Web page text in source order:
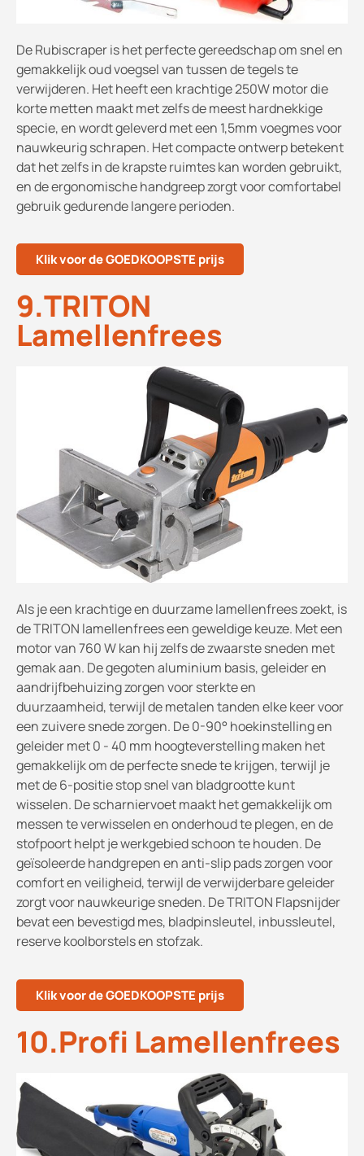
De Rubiscraper is het perfecte gereedschap om snel en
gemakkelijk oud voegsel van tussen de tegels te
verwijderen. Het heeft een krachtige 250W motor die
korte metten maakt met zelfs de meest hardnekkige
specie, en wordt geleverd met een 1,5mm voegmes voor
nauwkeurig schrapen. Het compacte ontwerp betekent
dat het zelfs in de krapste ruimtes kan worden gebruikt,
en de ergonomische handgreep zorgt voor comfortabel
gebruik gedurende langere perioden.
Klik voor de GOEDKOOPSTE prijs
9.TRITON
Lamellenfrees
Als je een krachtige en duurzame lamellenfrees zoekt, is
de TRITON lamellenfrees een geweldige keuze. Met een
motor van 760 W kan hij zelfs de zwaarste sneden met
gemak aan. De gegoten aluminium basis, geleider en
aandrijfbehuizing zorgen voor sterkte en
duurzaamheid, terwijl de metalen tanden elke keer voor
een zuivere snede zorgen. De 0-90° hoekinstelling en
geleider met 0 - 40 mm hoogteverstelling maken het
gemakkelijk om de perfecte snede te krijgen, terwijl je
met de 6-positie stop snel van bladgrootte kunt
wisselen. De scharniervoet maakt het gemakkelijk om
messen te verwisselen en onderhoud te plegen, en de
stofpoort helpt je werkgebied schoon te houden. De
geïsoleerde handgrepen en anti-slip pads zorgen voor
comfort en veiligheid, terwijl de verwijderbare geleider
zorgt voor nauwkeurige sneden. De TRITON Flapsnijder
bevat een bevestigd mes, bladpinsleutel, inbussleutel,
reserve koolborstels en stofzak.
Klik voor de GOEDKOOPSTE prijs
10.Profi Lamellenfrees